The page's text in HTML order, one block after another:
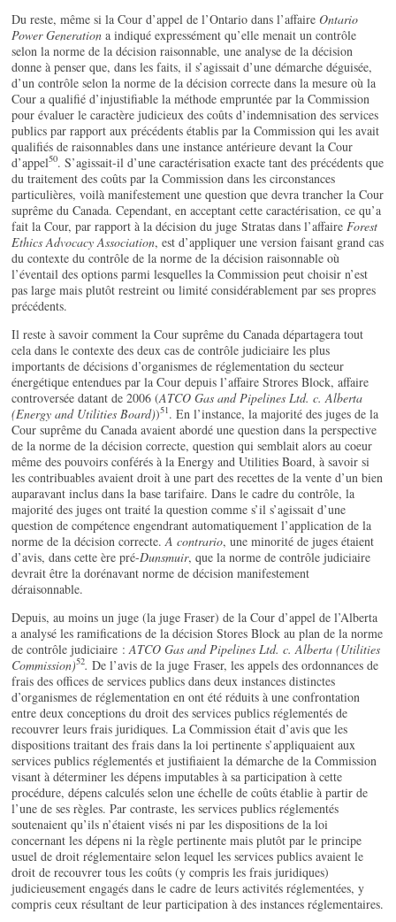
Du reste, même si la Cour d’appel de l’Ontario dans l’affaireOntario
Power Generation a indiqué expressément qu’elle menait un contrôle
selon la norme de la décision raisonnable, une analyse de la décision
donne à penser que, dans les faits, il s’agissait d’une démarche déguisée,
d’un contrôle selon la norme de la décision correcte dans la mesure où la
Cour a qualifié d’injustifiable la méthode empruntée par la Commission
pour évaluer le caractère judicieux des coûts d’indemnisation des services
publics par rapport aux précédents établis par la Commission qui les avait
qualifiés de raisonnables dans une instance antérieure devant la Cour
d’appel50. S’agissait-il d’une caractérisation exacte tant des précédents que
du traitement des coûts par la Commission dans les circonstances
particulières, voilà manifestement une question que devra trancher la Cour
suprême du Canada. Cependant, en acceptant cette caractérisation, ce qu’a
fait la Cour, par rapport à la décision du juge Stratas dans l’affaire Forest
Ethics Advocacy Association, est d’appliquer une version faisant grand cas
du contexte du contrôle de la norme de la décision raisonnable où
l’éventail des options parmi lesquelles la Commission peut choisir n’est
pas large mais plutôt restreint ou limité considérablement par ses propres
précédents.
Il reste à savoir comment la Cour suprême du Canada départagera tout
cela dans le contexte des deux cas de contrôle judiciaire les plus
importants de décisions d’organismes de réglementation du secteur
énergétique entendues par la Cour depuis l’affaire Strores Block, affaire
controversée datant de 2006 (ATCO Gas and Pipelines Ltd. c. Alberta
(Energy and Utilities Board))51. En l’instance, la majorité des juges de la
Cour suprême du Canada avaient abordé une question dans la perspective
de la norme de la décision correcte, question qui semblait alors au coeur
même des pouvoirs conférés à la Energy and Utilities Board, à savoir si
les contribuables avaient droit à une part des recettes de la vente d’un bien
auparavant inclus dans la base tarifaire. Dans le cadre du contrôle, la
majorité des juges ont traité la question comme s’il s’agissait d’une
question de compétence engendrant automatiquement l’application de la
norme de la décision correcte.A contrario, une minorité de juges étaient
d’avis, dans cette ère pré-Dunsmuir, que la norme de contrôle judiciaire
devrait être la dorénavant norme de décision manifestement
déraisonnable.
Depuis, au moins un juge (la juge Fraser) de la Cour d’appel de l’Alberta
a analysé les ramifications de la décision Stores Block au plan de la norme
de contrôle judiciaire :ATCO Gas and Pipelines Ltd. c. Alberta (Utilities
Commission)52. De l’avis de la juge Fraser, les appels des ordonnances de
frais des offices de services publics dans deux instances distinctes
d’organismes de réglementation en ont été réduits à une confrontation
entre deux conceptions du droit des services publics réglementés de
recouvrer leurs frais juridiques. La Commission était d’avis que les
dispositions traitant des frais dans la loi pertinente s’appliquaient aux
services publics réglementés et justifiaient la démarche de la Commission
visant à déterminer les dépens imputables à sa participation à cette
procédure, dépens calculés selon une échelle de coûts établie à partir de
l’une de ses règles. Par contraste, les services publics réglementés
soutenaient qu’ils n’étaient visés ni par les dispositions de la loi
concernant les dépens ni la règle pertinente mais plutôt par le principe
usuel de droit réglementaire selon lequel les services publics avaient le
droit de recouvrer tous les coûts (y compris les frais juridiques)
judicieusement engagés dans le cadre de leurs activités réglementées, y
compris ceux résultant de leur participation à des instances réglementaires.